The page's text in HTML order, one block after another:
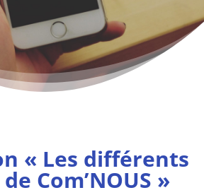
« Les différents
Com’NOUS »